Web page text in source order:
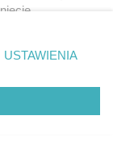
prywatności
zgody
takiemu
tylko
USTAWIENIA